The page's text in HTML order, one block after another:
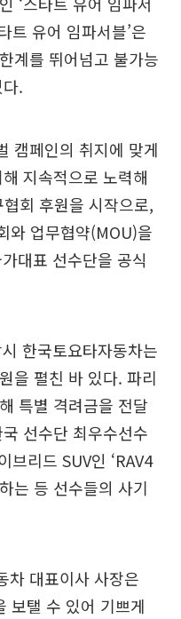
트 유어 임파서블’은
계를 뛰어넘고 불가능
.
캠페인의 취지에 맞게
지속적으로 노력해
회 후원을 시작으로,
와 업무협약(MOU)을
대표 선수단을 공식
한국토요타자동차는
을 펼친 바 있다. 파리
특별 격려금을 전달
선수단 최우수선수
브리드 SUV인 ‘RAV4
는 등 선수들의 사기
차 대표이사 사장은
보탤 수 있어 기쁘게